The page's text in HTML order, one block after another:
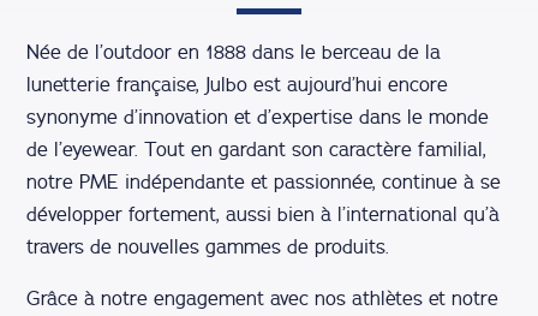
Née de l’outdoor en 1888 dans le berceau de la
lunetterie française, Julbo est aujourd’hui encore
synonyme d’innovation et d’expertise dans le monde
de l’eyewear. Tout en gardant son caractère familial,
notre PME indépendante et passionnée, continue à se
développer fortement, aussi bien à l’international qu’à
travers de nouvelles gammes de produits.
Grâce à notre engagement avec nos athlètes et notre